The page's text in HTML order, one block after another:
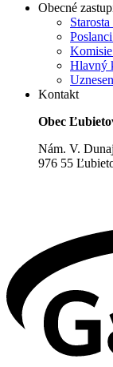
Obecné
Hlavný
Kontakt
Obec
Nám. V.
976 55